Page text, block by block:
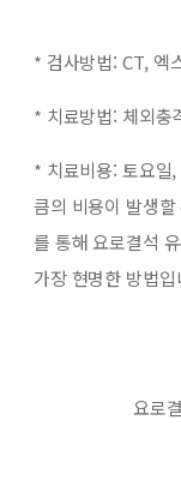
* 검사방법: CT, 엑
* 치료방법: 체외충
* 치료비용: 토요일
큼의 비용이 발생
를 통해 요로결석
가장 현명한 방법입
요로